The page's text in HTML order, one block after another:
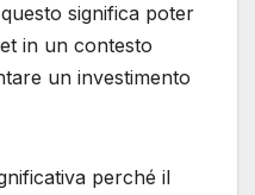
significa poter
in un contesto
un investimento
perché il